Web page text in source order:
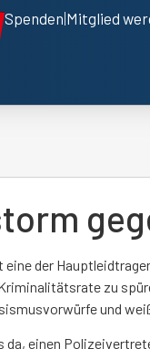
Spenden Mitglied
eine der
zu
und
da, einen